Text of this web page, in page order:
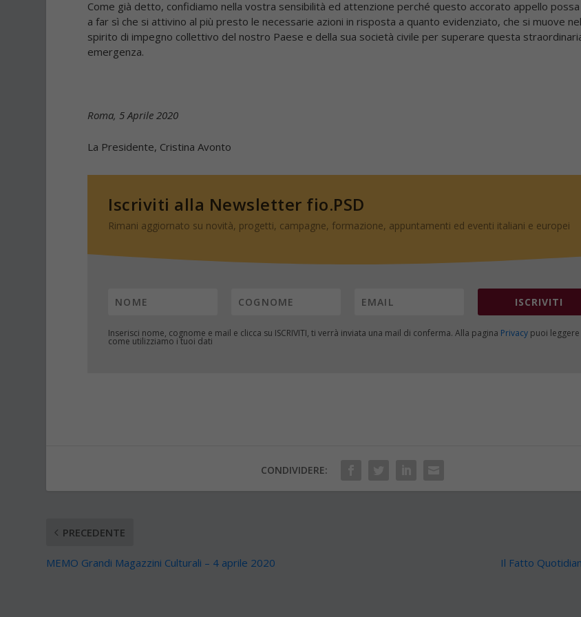
Come già detto, confidiamo nella vostra sensibilità ed attenzione perché questo accorato appello
a far sì che si attivino al più presto le necessarie azioni in risposta a quanto evidenziato, che si muove
spirito di impegno collettivo del nostro Paese e della sua società civile per superare questa
emergenza.
Roma, 5 Aprile 2020
La Presidente, Cristina Avonto
Iscriviti alla Newsletter fio.PSD
Rimani aggiornato su novità, progetti, campagne, formazione, appuntamenti ed eventi italiani e europei
ISCRIVITI
Inserisci nome, cognome e mail e clicca su ISCRIVITI, ti verrà inviata una mail di conferma. Alla pagina Privacy puoi leggere
come utilizziamo i tuoi dati
CONDIVIDERE:
PRECEDENTE
MEMO Grandi Magazzini Culturali – 4 aprile 2020 Il Fatto